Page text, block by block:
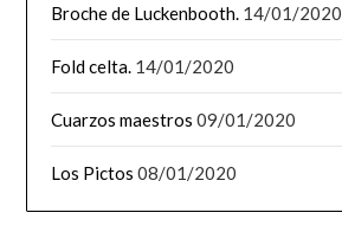
Broche de Luckenbooth. 14/01/2020
Fold celta. 14/01/2020
Cuarzos maestros 09/01/2020
Los Pictos 08/01/2020